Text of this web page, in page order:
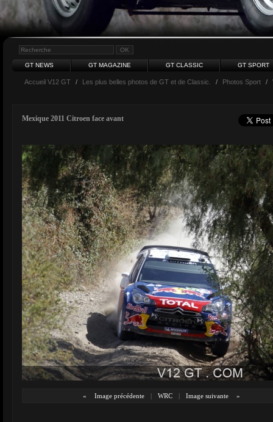
GT NEWS GT MAGAZINE GT CLASSIC GT SPORT
Accueil V12 GT / Les plus belles photos de GT et de Classic. / Photos Sport /
Mexique 2011 Citroen face avant
« Image précédente | WRC | Image suivante »